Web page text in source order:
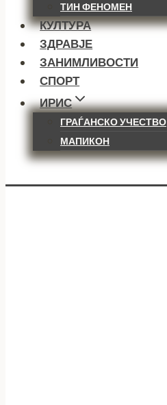
ТИН ФЕНОМЕН
КУЛТУРА
ЗДРАВЈЕ
ЗАНИМЛИВОСТИ
СПОРТ
ИРИС
ГРАЃАНСКО УЧЕСТВО
МАПИКОН